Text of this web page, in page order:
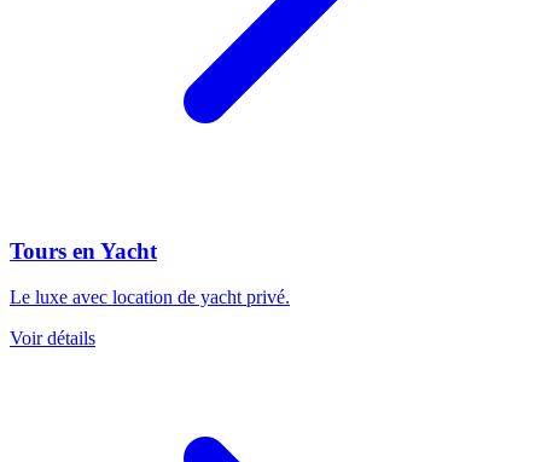
Tours en Yacht
Le luxe avec location de yacht privé.
Voir détails